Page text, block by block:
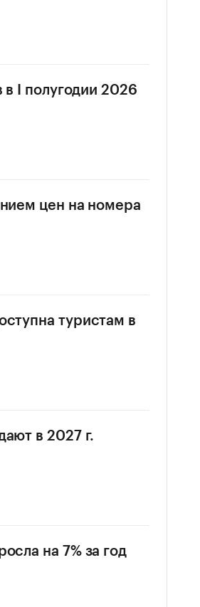
в I полугодии 2026
цен на номера
туристам в
в 2027 г.
на 7% за год